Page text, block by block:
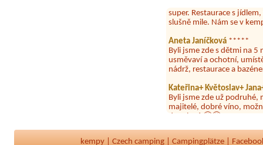
Aneta Janíčková *****
Byli jsme zde s dětmi na
usměvaví a ochotní,
nádrž, restaurace a
Kateřina+ Květoslav+
Byli jsme zde už podruhé,
majitelé, dobré víno,
dovolená 🤩🤩
Letos jsme zde po třetí a
dny tam nebylo ani mýdlo.
kempy Czech camping Campingplätze